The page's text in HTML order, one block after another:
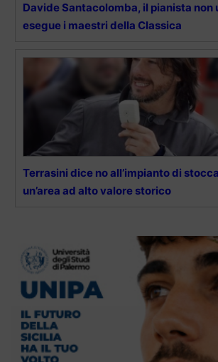
Davide Santacolomba, il pianista non
esegue i maestri della Classica
Terrasini dice no all’impianto di
un’area ad alto valore storico